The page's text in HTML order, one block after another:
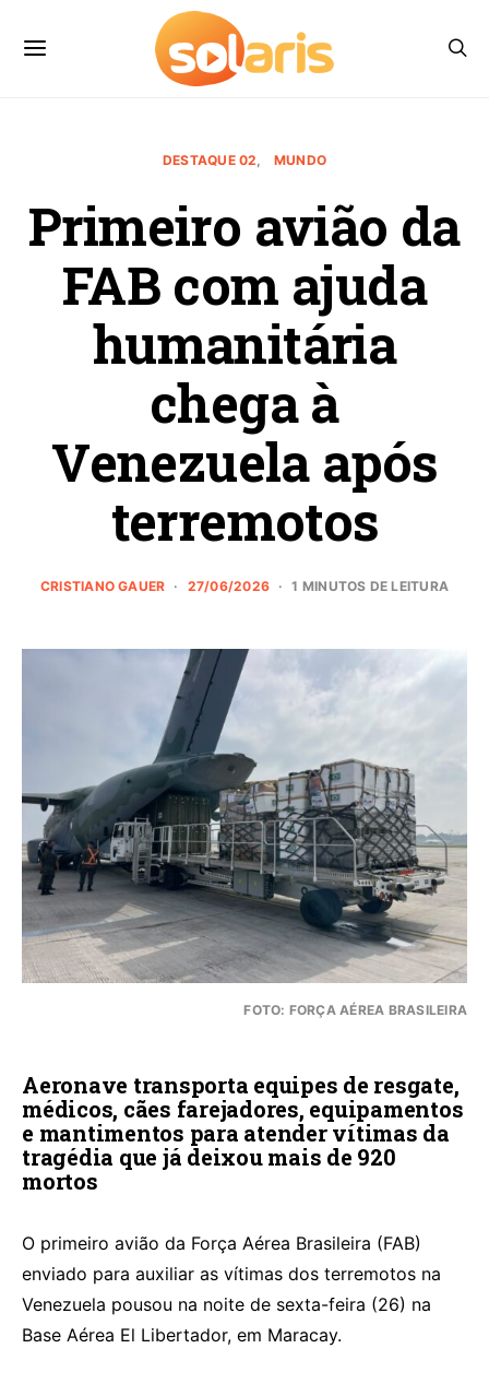
DESTAQUE 02 MUNDO
Primeiro avião da
FAB com ajuda
humanitária
chega à
Venezuela após
terremotos
CRISTIANO GAUER 27/06/2026 1 MINUTOS DE LEITURA
FOTO: FORÇA AÉREA BRASILEIRA
Aeronave transporta equipes de resgate,
médicos, cães farejadores, equipamentos
e mantimentos para atender vítimas da
tragédia que já deixou mais de 920
mortos
O primeiro avião da Força Aérea Brasileira (FAB)
enviado para auxiliar as vítimas dos terremotos na
Venezuela pousou na noite de sexta-feira (26) na
Base Aérea El Libertador, em Maracay.